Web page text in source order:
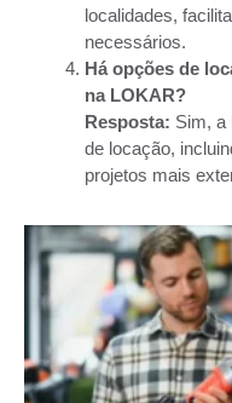
localidades,
necessários.
Há opções de
na LOKAR?
Resposta: Sim, a
de locação,
projetos mais